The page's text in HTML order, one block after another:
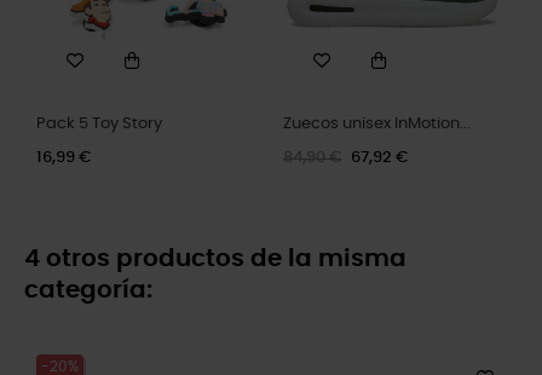
Pack 5 Toy Story
16,99 €
Zuecos unisex InMotion...
84,90 € 67,92 €
4 otros productos de la misma
categoría:
-20%